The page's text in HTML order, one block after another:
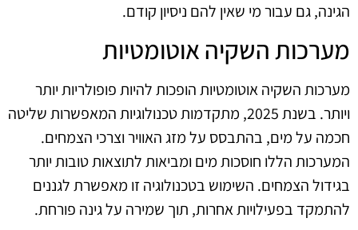
הגינה, גם עבור מי שאין להם ניסיון קודם.
מערכות השקיה אוטומטיות
מערכות השקיה אוטומטיות הופכות להיות פופולריות יותר
ויותר. בשנת 2025, מתקדמות טכנולוגיות המאפשרות שליטה
חכמה על מים, בהתבסס על מזג האוויר וצרכי הצמחים.
המערכות הללו חוסכות מים ומביאות לתוצאות טובות יותר
בגידול הצמחים. השימוש בטכנולוגיה זו מאפשרת לגננים
להתמקד בפעילויות אחרות, תוך שמירה על גינה פורחת.